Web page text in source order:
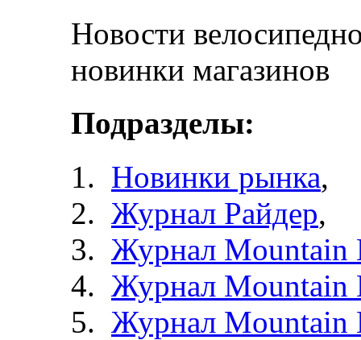
Новости
новинки магазинов
Подразделы:
Новинки рынка,
Журнал Райдер,
Журнал Mountain
Журнал Mountain
Журнал Mountain